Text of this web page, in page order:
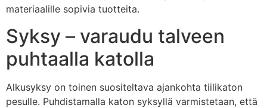
materiaalille sopivia tuotteita.
Syksy – varaudu talveen
puhtaalla katolla
Alkusyksy on toinen suositeltava ajankohta tiilikaton
pesulle. Puhdistamalla katon syksyllä varmistetaan, että